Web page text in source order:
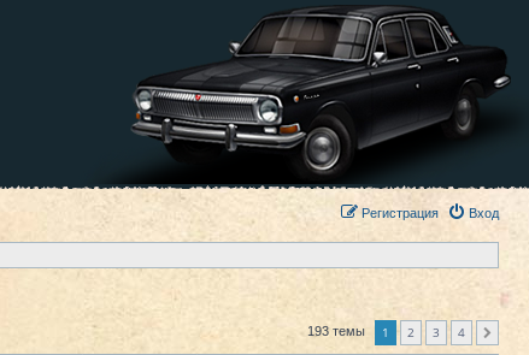
Вход
Регистрация
193 темы 1 2 3 4